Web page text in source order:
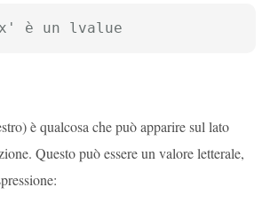
è un lvalue
è qualcosa che può apparire sul lato
Questo può essere un valore letterale,